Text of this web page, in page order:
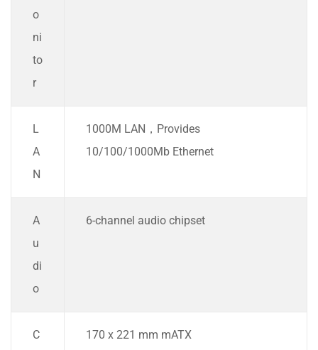
o
ni
to
r
L
A
N
1000M LAN，Provides
10/100/1000Mb Ethernet
A
u
di
o
6-channel audio chipset
C
170 x 221 mm mATX